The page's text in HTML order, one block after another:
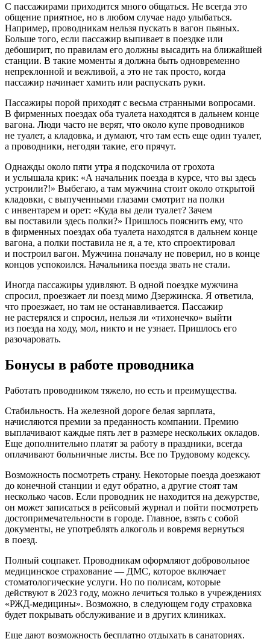
С пассажирами приходится много общаться. Не всегда это
общение приятное, но в любом случае надо улыбаться.
Например, проводникам нельзя пускать в вагон пьяных.
Больше того, если пассажир выпивает в поездке или
дебоширит, по правилам его должны высадить на ближайшей
станции. В такие моменты я должна быть одновременно
непреклонной и вежливой, а это не так просто, когда
пассажир начинает хамить или распускать руки.
Пассажиры порой приходят с весьма странными вопросами.
В фирменных поездах оба туалета находятся в дальнем конце
вагона. Люди часто не верят, что около купе проводников
не туалет, а кладовка, и думают, что там есть еще один туалет,
а проводники, негодяи такие, его прячут.
Однажды около пяти утра я подскочила от грохота
и услышала крик: «А начальник поезда в курсе, что вы здесь
устроили?!» Выбегаю, а там мужчина стоит около открытой
кладовки, с выпученными глазами смотрит на полки
с инвентарем и орет: «Куда вы дели туалет? Зачем
вы поставили здесь полки?» Пришлось пояснить ему, что
в фирменных поездах оба туалета находятся в дальнем конце
вагона, а полки поставила не я, а те, кто спроектировал
и построил вагон. Мужчина поначалу не поверил, но в конце
концов успокоился. Начальника поезда звать не стали.
Иногда пассажиры удивляют. В одной поездке мужчина
спросил, проезжает ли поезд мимо Дзержинска. Я ответила,
что проезжает, но там не останавливается. Пассажир
не растерялся и спросил, нельзя ли «тихонечко» выйти
из поезда на ходу, мол, никто и не узнает. Пришлось его
разочаровать.
Бонусы в работе проводника
Работать проводником тяжело, но есть и преимущества.
Стабильность. На железной дороге белая зарплата,
начисляются премии за преданность компании. Премию
выплачивают каждые пять лет в размере нескольких окладов.
Еще дополнительно платят за работу в праздники, всегда
оплачивают больничные листы. Все по Трудовому кодексу.
Возможность посмотреть страну. Некоторые поезда доезжают
до конечной станции и едут обратно, а другие стоят там
несколько часов. Если проводник не находится на дежурстве,
он может записаться в рейсовый журнал и пойти посмотреть
достопримечательности в городе. Главное, взять с собой
документы, не употреблять алкоголь и вовремя вернуться
в поезд.
Полный соцпакет. Проводникам оформляют добровольное
медицинское страхование — ДМС, которое включает
стоматологические услуги. Но по полисам, которые
действуют в 2023 году, можно лечиться только в учреждениях
«РЖД-медицины». Возможно, в следующем году страховка
будет покрывать обслуживание и в других клиниках.
Еще дают возможность бесплатно отдыхать в санаториях.